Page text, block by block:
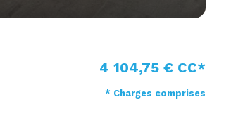
4 104,75 € CC*
* Charges comprises